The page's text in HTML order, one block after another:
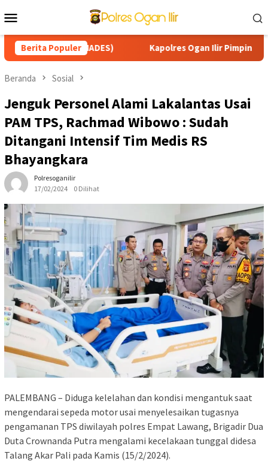
ke
Mobile
Berita Populer
(SMADES) Kapolres Ogan Ilir Pimpin Patroli
Beranda Sosial
Jenguk Personel Alami Lakalantas Usai
PAM TPS, Rachmad Wibowo : Sudah
Ditangani Intensif Tim Medis RS
Bhayangkara
Polresoganilir
17/02/2024
0 Dilihat
PALEMBANG – Diduga kelelahan dan kondisi mengantuk saat
mengendarai sepeda motor usai menyelesaikan tugasnya
pengamanan TPS diwilayah polres Empat Lawang, Brigadir Dua
Duta Crownanda Putra mengalami kecelakaan tunggal didesa
Talang Akar Pali pada Kamis (15/2/2024).